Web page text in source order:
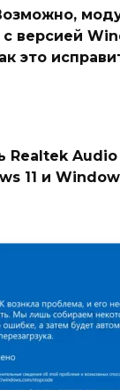
с версией
это
Realtek
11 и